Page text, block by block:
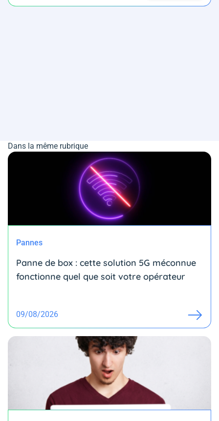
Dans la même rubrique
Pannes
Panne de box : cette solution 5G méconnue
fonctionne quel que soit votre opérateur
09/08/2026